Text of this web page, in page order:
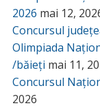
2026 mai 12,
Concursul
Olimpiada
/băieți mai 11,
Concursul
2026